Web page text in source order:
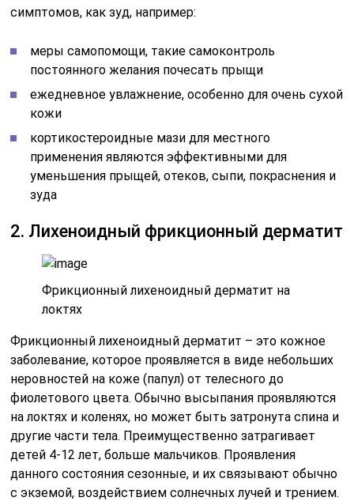
симптомов, как зуд, например:
меры самопомощи, такие самоконтроль
постоянного желания почесать прыщи
ежедневное увлажнение, особенно для очень сухой
кожи
кортикостероидные мази для местного
применения являются эффективными для
уменьшения прыщей, отеков, сыпи, покраснения и
зуда
2. Лихеноидный фрикционный дерматит
Фрикционный лихеноидный дерматит на
локтях
Фрикционный лихеноидный дерматит – это кожное
заболевание, которое проявляется в виде небольших
неровностей на коже (папул) от телесного до
фиолетового цвета. Обычно высыпания проявляются
на локтях и коленях, но может быть затронута спина и
другие части тела. Преимущественно затрагивает
детей 4-12 лет, больше мальчиков. Проявления
данного состояния сезонные, и их связывают обычно
с экземой, воздействием солнечных лучей и трением.